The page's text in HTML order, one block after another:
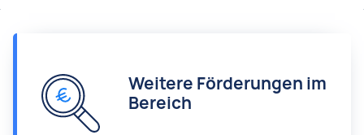
Weitere Förderungen im
Bereich